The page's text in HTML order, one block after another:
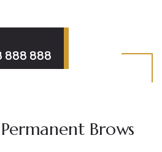
888 888
Brows